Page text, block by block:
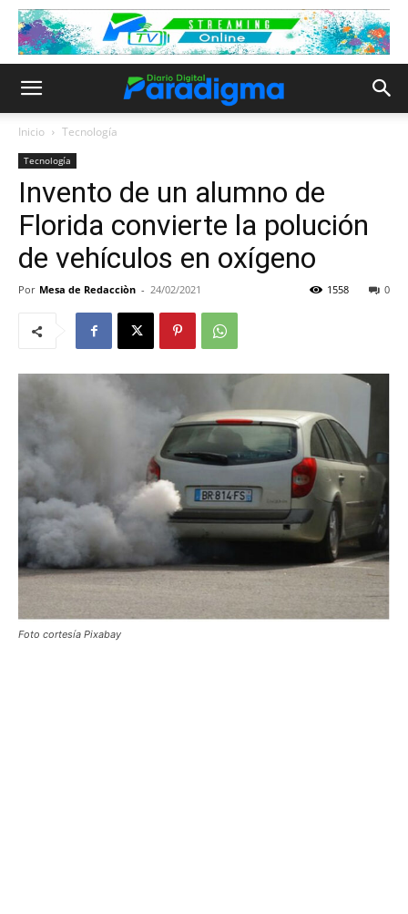
Inicio Tecnología
Tecnología
Invento de un alumno de
Florida convierte la polución
de vehículos en oxígeno
Por Mesa de Redacciòn - 24/02/2021 0
1558
Foto cortesía Pixabay